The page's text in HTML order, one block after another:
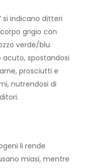
si indicano ditteri
grigio con
verde/blu
spostandosi
prosciutti e
nutrendosi di
li rende
miasi, mentre